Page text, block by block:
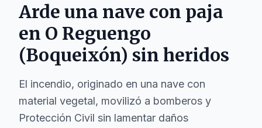
Arde una nave con paja
en O Reguengo
(Boqueixón) sin heridos
El incendio, originado en una nave con
material vegetal, movilizó a bomberos y
Protección Civil sin lamentar daños